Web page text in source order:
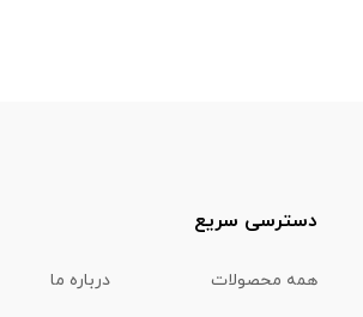
دسترسی سریع
همه محصولات درباره ما